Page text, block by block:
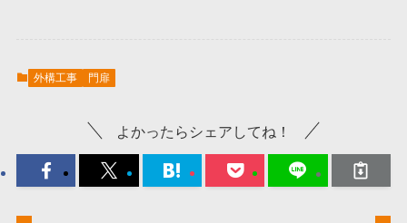
外構工事 門扉
よかったらシェアしてね！